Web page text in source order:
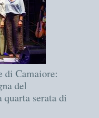
di Camaiore:
del
serata di